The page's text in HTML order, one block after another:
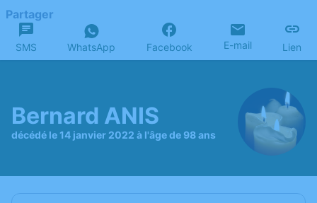
Partager
SMS WhatsApp Facebook E-mail Lien
Bernard ANIS
décédé le 14 janvier 2022 à l'âge de 98 ans